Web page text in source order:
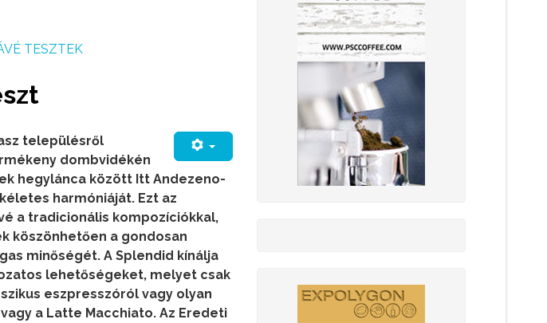
TESZTEK
településről
dombvidékén
hegylánca között Itt Andezeno-
harmóniáját. Ezt az
a tradicionális kompozíciókkal,
köszönhetően a gondosan
minőségét. A Splendid kínálja
lehetőségeket, melyet csak
eszpresszóról vagy olyan
a Latte Macchiato. Az Eredeti